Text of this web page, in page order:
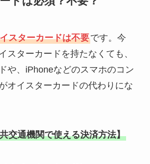
スターカードは不要です。今
スターカードを持たなくても、
や、iPhoneなどのスマホのコン
オイスターカードの代わりにな
交通機関で使える決済方法】